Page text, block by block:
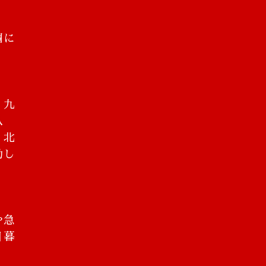
九
北
急
暮